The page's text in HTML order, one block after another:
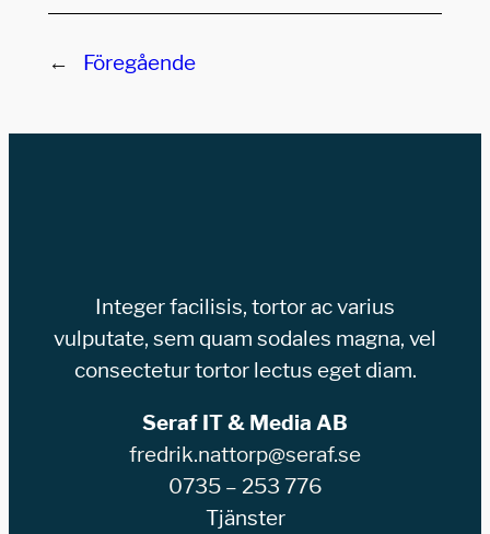
← Föregående
Integer facilisis, tortor ac varius
vulputate, sem quam sodales magna, vel
consectetur tortor lectus eget diam.
Seraf IT & Media AB
fredrik.nattorp@seraf.se
0735 – 253 776
Tjänster